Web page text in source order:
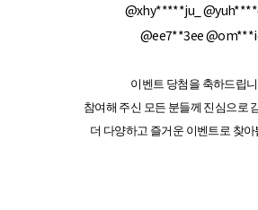
@xhy*****ju_
@ee7**3ee
이벤트 당첨을 축하드립
참여해 주신 모든 분들께 진심으로
더 다양하고 즐거운 이벤트로 찾